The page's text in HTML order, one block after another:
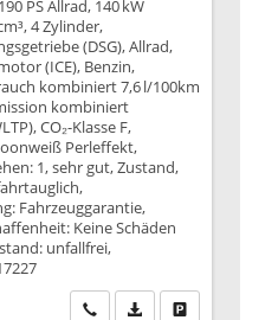
PS Allrad, 140 kW
4 Zylinder,
(DSG), Allrad,
(ICE), Benzin,
kombiniert 7,6 l/100km
kombiniert
CO₂-Klasse F,
Perleffekt,
1, sehr gut, Zustand,
Fahrzeuggarantie,
Keine Schäden
unfallfrei,
Wir rufen Sie an
PDF-Datei,Drucken,